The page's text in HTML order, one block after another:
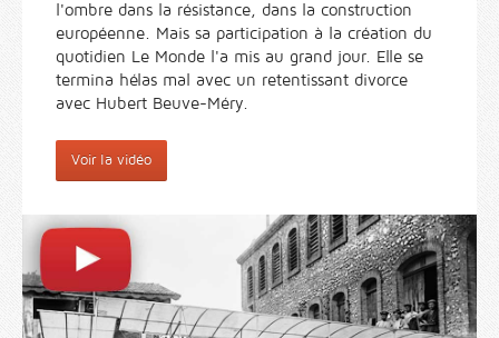
l'ombre dans la résistance, dans la construction
européenne. Mais sa participation à la création du
quotidien Le Monde l'a mis au grand jour. Elle se
termina hélas mal avec un retentissant divorce
avec Hubert Beuve-Méry.
Voir la vidéo